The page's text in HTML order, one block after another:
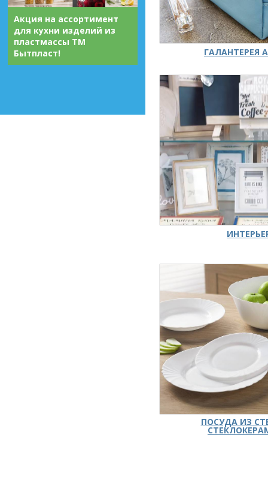
Акция на ассортимент
для кухни изделий из
пластмассы ТМ
Бытпласт!
ГАЛАНТЕРЕЯ
ПОСУДА ИЗ